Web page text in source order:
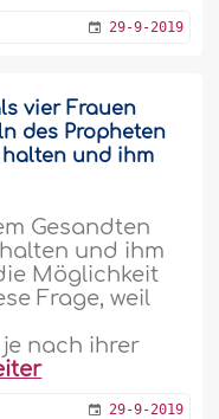
29-9-2019
vier Frauen
des Propheten
und ihm
Gesandten
und ihm
Möglichkeit
Frage, weil
nach ihrer
29-9-2019